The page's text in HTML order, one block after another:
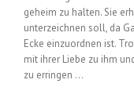
geheim zu halten. Sie
unterzeichnen soll, da
Ecke einzuordnen ist.
mit ihrer Liebe zu ihm
zu erringen …